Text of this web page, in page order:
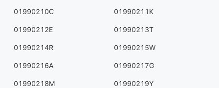
01990210C 01990211K
01990212E 01990213T
01990214R 01990215W
01990216A 01990217G
01990218M 01990219Y